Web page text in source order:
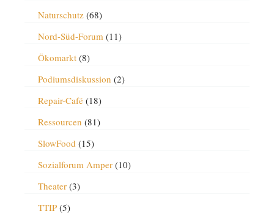
Naturschutz(68)
Nord-Süd-Forum(11)
Ökomarkt(8)
Podiumsdiskussion (2)
Repair-Café(18)
Ressourcen (81)
SlowFood (15)
Sozialforum Amper(10)
Theater(3)
TTIP(5)